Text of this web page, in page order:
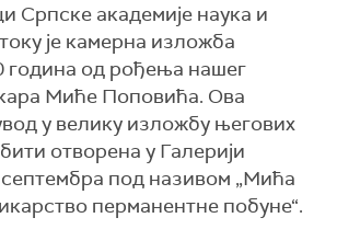
Српске академије наука и
је камерна изложба
година од рођења нашег
Миће Поповића. Ова
у велику изложбу његових
отворена у Галерији
септембра под називом „Мића
перманентне побуне“.